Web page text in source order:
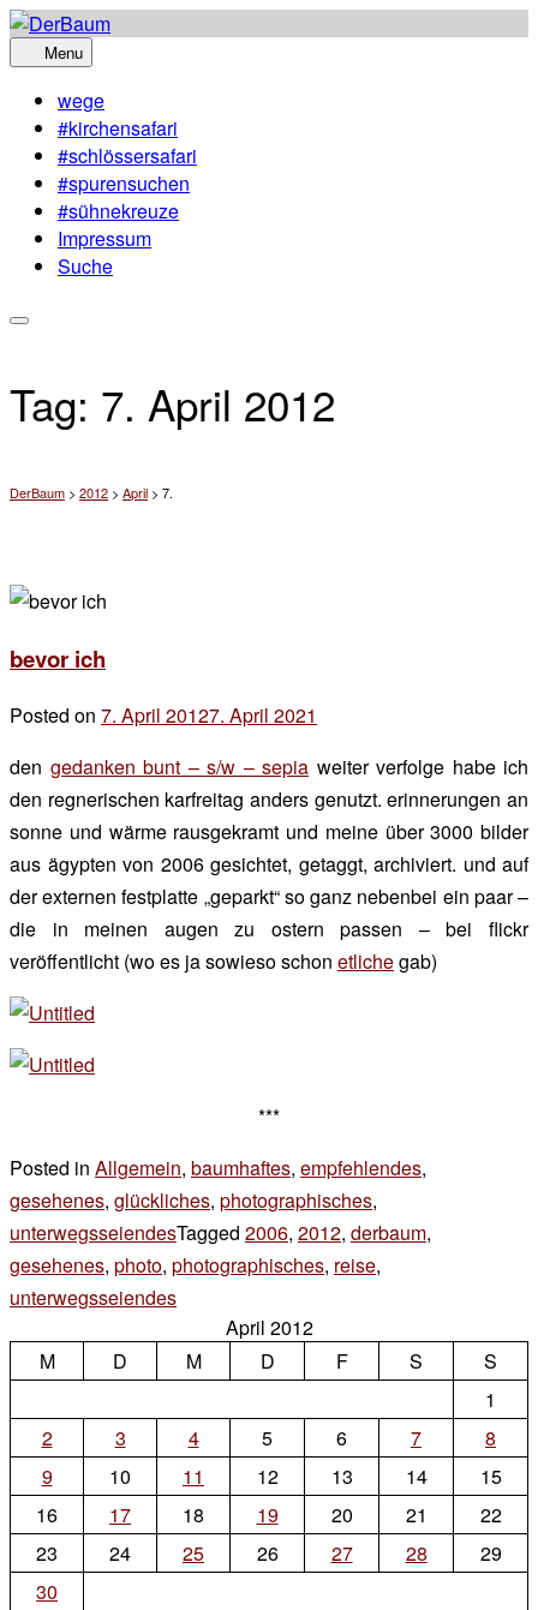
Skip
to
Menu
wege
#kirchensafari
#schlössersafari
#spurensuchen
#sühnekreuze
Impressum
Suche
Tag: 7. April 2012
DerBaum > 2012 > April > 7.
bevor ich
Posted on 7. April 20127. April 2021
chef
den gedanken bunt – s/w – sepia weiter verfolge habe ich
den regnerischen karfreitag anders genutzt. erinnerungen an
sonne und wärme rausgekramt und meine über 3000 bilder
aus ägypten von 2006 gesichtet, getaggt, archiviert. und auf
der externen festplatte „geparkt“ so ganz nebenbei ein paar –
die in meinen augen zu ostern passen – bei flickr
veröffentlicht (wo es ja sowieso schon etlichegab)
***
Posted in Allgemein, baumhaftes, empfehlendes,
gesehenes, glückliches, photographisches,
unterwegsseiendesTagged 2006, 2012, derbaum,
gesehenes, photo, photographisches, reise,
unterwegsseiendes
Comment
bevor
ich
April 2012
M
D M D F S
S
1
2
3 4 5 6 7
8
9
10 11 12 13 14
15
16
17 18 19 20 21
22
23
24 25 26 27 28
29
30